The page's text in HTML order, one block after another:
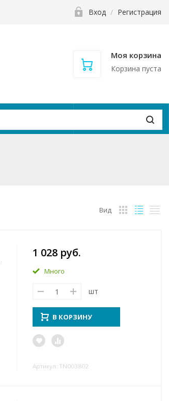
Вход / Регистрация
Моя корзина
Корзина пуста
Вид
1 028 руб.
Много
шт
В КОРЗИНУ
Артикул: TN003802